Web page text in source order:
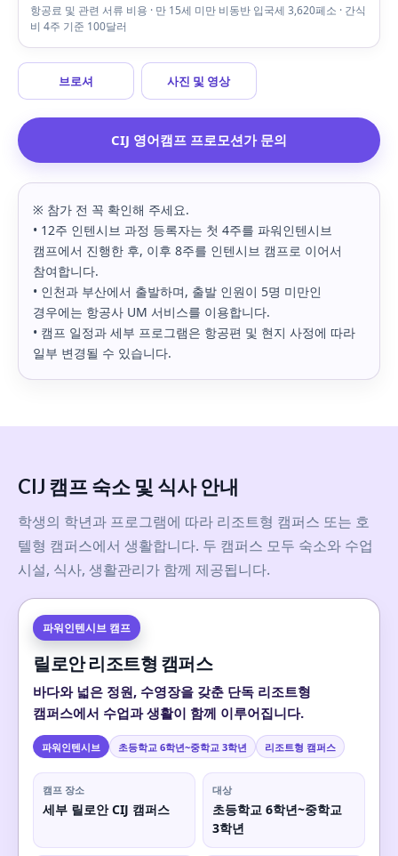
항공료 및 관련 서류 비용 · 만 15세 미만 비동반 입국세 3,620페소 · 간식
비 4주 기준 100달러
브로셔 사진 및 영상
CIJ 영어캠프 프로모션가 문의
※ 참가 전 꼭 확인해 주세요.
• 12주 인텐시브 과정 등록자는 첫 4주를 파워인텐시브
캠프에서 진행한 후, 이후 8주를 인텐시브 캠프로 이어서
참여합니다.
• 인천과 부산에서 출발하며, 출발 인원이 5명 미만인
경우에는 항공사 UM 서비스를 이용합니다.
• 캠프 일정과 세부 프로그램은 항공편 및 현지 사정에 따라
일부 변경될 수 있습니다.
CIJ 캠프 숙소 및 식사 안내
학생의 학년과 프로그램에 따라 리조트형 캠퍼스 또는 호
텔형 캠퍼스에서 생활합니다. 두 캠퍼스 모두 숙소와 수업
시설, 식사, 생활관리가 함께 제공됩니다.
파워인텐시브 캠프
릴로안 리조트형 캠퍼스
바다와 넓은 정원, 수영장을 갖춘 단독 리조트형
캠퍼스에서 수업과 생활이 함께 이루어집니다.
파워인텐시브 초등학교 6학년~중학교 3학년 리조트형 캠퍼스
캠프 장소
세부 릴로안 CIJ 캠퍼스
대상
초등학교 6학년~중학교
3학년